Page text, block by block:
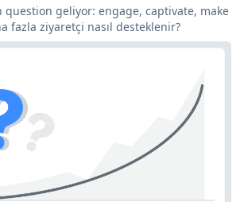
question geliyor: engage, captivate, make
fazla ziyaretçi nasıl desteklenir?